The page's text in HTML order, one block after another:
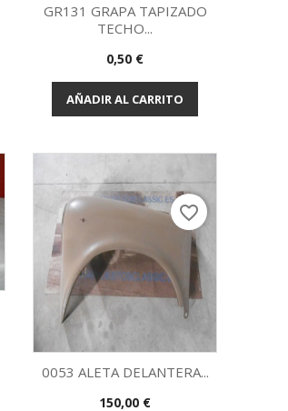
Vista rápida
GR131 GRAPA TAPIZADO
TECHO...
Precio
0,50 €
AÑADIR AL CARRITO
0053 ALETA DELANTERA...
Precio
150,00 €
favorite_border